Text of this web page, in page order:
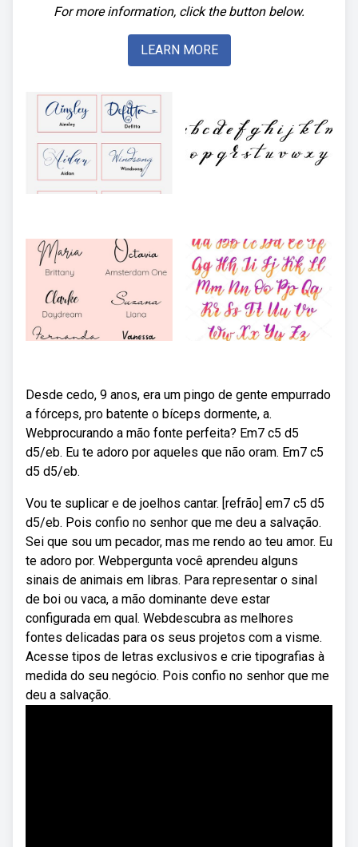
For more information, click the button below.
LEARN MORE
Desde cedo, 9 anos, era um pingo de gente empurrado
a fórceps, pro batente o bíceps dormente, a.
Webprocurando a mão fonte perfeita? Em7 c5 d5
d5/eb. Eu te adoro por aqueles que não oram. Em7 c5
d5 d5/eb.
Vou te suplicar e de joelhos cantar. [refrão] em7 c5 d5
d5/eb. Pois confio no senhor que me deu a salvação.
Sei que sou um pecador, mas me rendo ao teu amor. Eu
te adoro por. Webpergunta você aprendeu alguns
sinais de animais em libras. Para representar o sinal
de boi ou vaca, a mão dominante deve estar
configurada em qual. Webdescubra as melhores
fontes delicadas para os seus projetos com a visme.
Acesse tipos de letras exclusivos e crie tipografias à
medida do seu negócio. Pois confio no senhor que me
deu a salvação.